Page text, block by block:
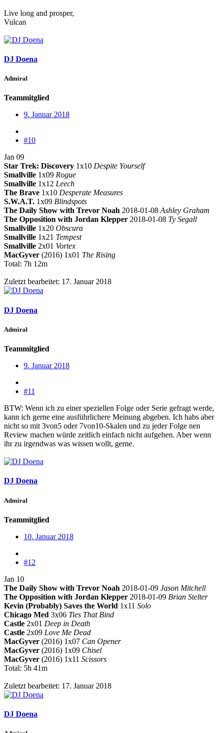
Live long and prosper,
Vulcan
DJ Doena
Admiral
Teammitglied
9. Januar 2018
#10
Jan 09
Star Trek: Discovery 1x10 Despite Yourself
Smallville 1x09 Rogue
Smallville 1x12 Leech
The Brave 1x10 Desperate Measures
S.W.A.T. 1x09 Blindspots
The Daily Show with Trevor Noah 2018-01-08Ashley Graham
The Opposition with Jordan Klepper 2018-01-08 Ty Segall
Smallville 1x20 Obscura
Smallville 1x21 Tempest
Smallville 2x01 Vortex
MacGyver (2016) 1x01 The Rising
Total: 7h 12m
Zuletzt bearbeitet: 17. Januar 2018
DJ Doena
Admiral
Teammitglied
9. Januar 2018
#11
BTW: Wenn ich zu einer speziellen Folge oder Serie gefragt werde,
kann ich gerne eine ausführlichere Meinung abgeben. Ich habs aber
nicht so mit 3von5 oder 7von10-Skalen und zu jeder Folge nen
Review machen würde zeitlich einfach nicht aufgehen. Aber wenn
ihr zu irgendwas was wissen wollt, gerne.
DJ Doena
Admiral
Teammitglied
10. Januar 2018
#12
Jan 10
The Daily Show with Trevor Noah 2018-01-09 Jason Mitchell
The Opposition with Jordan Klepper 2018-01-09 Brian Stelter
Kevin (Probably) Saves the World 1x11 Solo
Chicago Med 3x06 Ties That Bind
Castle 2x01 Deep in Death
Castle 2x09 Love Me Dead
MacGyver (2016) 1x07 Can Opener
MacGyver (2016) 1x09 Chisel
MacGyver (2016) 1x11 Scissors
Total: 5h 41m
Zuletzt bearbeitet: 17. Januar 2018
DJ Doena